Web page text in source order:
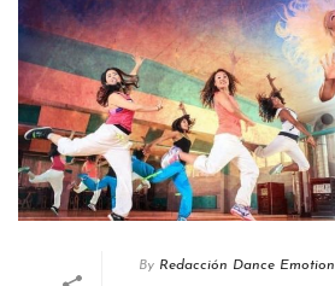
By Redacción Dance Emotion